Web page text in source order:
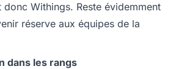
Withings. Reste évidemment
réserve aux équipes de la
dans les rangs